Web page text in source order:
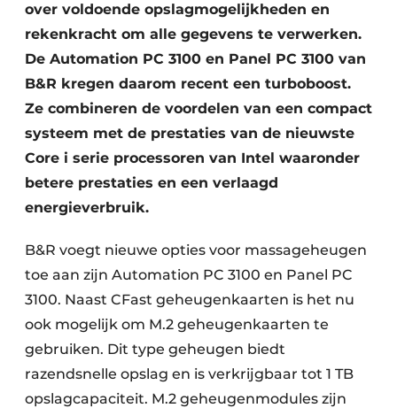
over voldoende opslagmogelijkheden en
rekenkracht om alle gegevens te verwerken.
De Automation PC 3100 en Panel PC 3100 van
B&R kregen daarom recent een turboboost.
Ze combineren de voordelen van een compact
systeem met de prestaties van de nieuwste
Core i serie processoren van Intel waaronder
betere prestaties en een verlaagd
energieverbruik.
B&R voegt nieuwe opties voor massageheugen
toe aan zijn Automation PC 3100 en Panel PC
3100. Naast CFast geheugenkaarten is het nu
ook mogelijk om M.2 geheugenkaarten te
gebruiken. Dit type geheugen biedt
razendsnelle opslag en is verkrijgbaar tot 1 TB
opslagcapaciteit. M.2 geheugenmodules zijn